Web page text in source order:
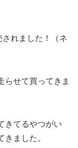
れました！（ネ
らせて買ってきま
きてるやつがい
ました。